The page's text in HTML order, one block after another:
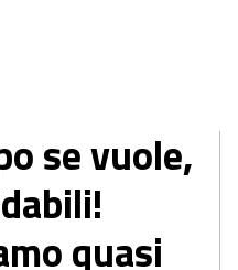
se vuole,
quasi